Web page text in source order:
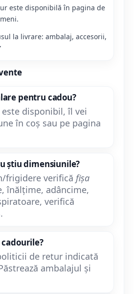
este disponibilă în pagina de
la livrare: ambalaj, accesorii,
pentru cadou?
disponibil, îl vei
în coș sau pe pagina
știu dimensiunile?
frigidere verifică fișa
înălțime, adâncime,
verifică
de retur indicată
ambalajul și